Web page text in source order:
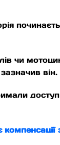
чи
він.